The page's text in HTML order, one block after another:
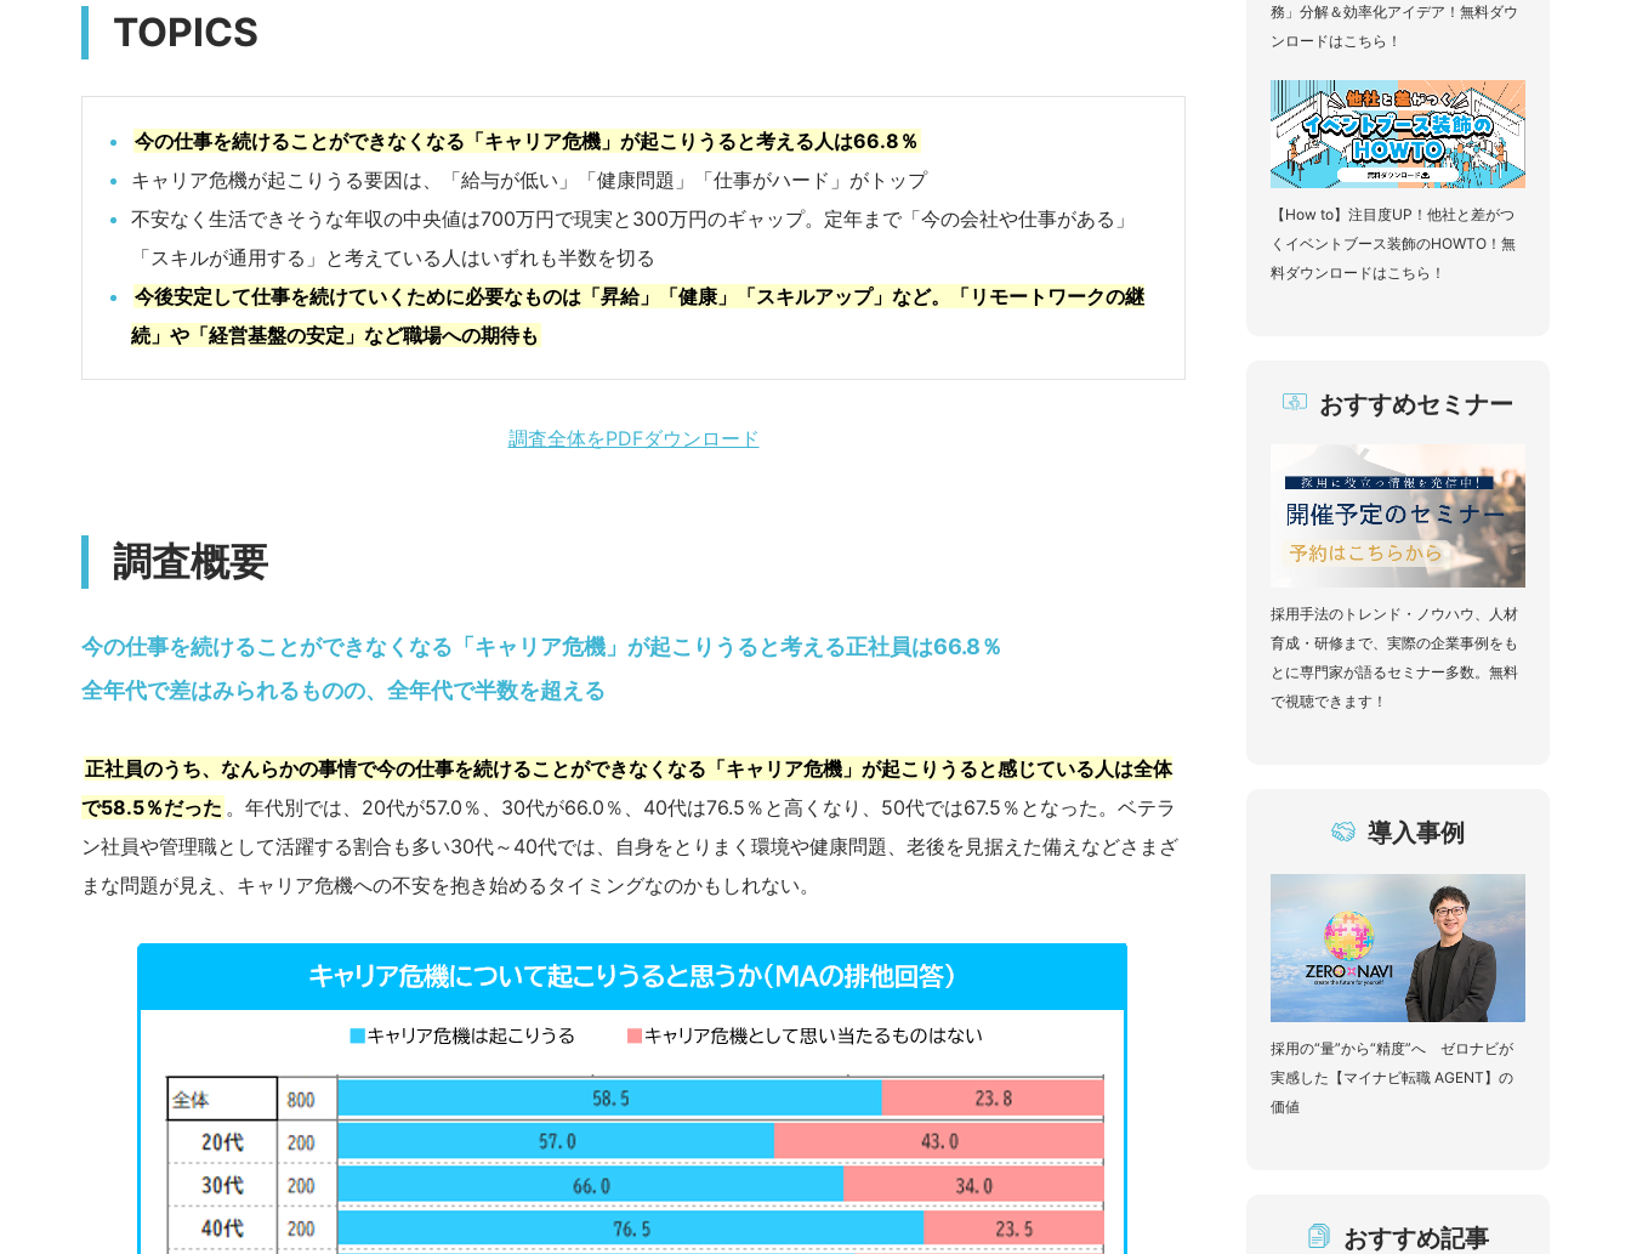
TOPICS
今の仕事を続けることができなくなる「キャリア危機」が起こりうると考える人は66.8％
キャリア危機が起こりうる要因は、「給与が低い」「健康問題」「仕事がハード」がトップ
不安なく生活できそうな年収の中央値は700万円で現実と300万円のギャップ。定年まで「今の会社や仕事がある」
「スキルが通用する」と考えている人はいずれも半数を切る
今後安定して仕事を続けていくために必要なものは「昇給」「健康」「スキルアップ」など。「リモートワークの継
続」や「経営基盤の安定」など職場への期待も
調査全体をPDFダウンロード
調査概要
今の仕事を続けることができなくなる「キャリア危機」が起こりうると考える正社員は66.8％
全年代で差はみられるものの、全年代で半数を超える
正社員のうち、なんらかの事情で今の仕事を続けることができなくなる「キャリア危機」が起こりうると感じている人は全体
で58.5％だった 。年代別では、20代が57.0％、30代が66.0％、40代は76.5％と高くなり、50代では67.5％となった。ベテラ
ン社員や管理職として活躍する割合も多い30代～40代では、自身をとりまく環境や健康問題、老後を見据えた備えなどさまざ
まな問題が見え、キャリア危機への不安を抱き始めるタイミングなのかもしれない。
務」分解＆効率化アイデア！無料ダウ
ンロードはこちら！
【How to】注目度UP！他社と差がつ
くイベントブース装飾のHOWTO！無
料ダウンロードはこちら！
おすすめセミナー
採用手法のトレンド・ノウハウ、人材
育成・研修まで、実際の企業事例をも
とに専門家が語るセミナー多数。無料
で視聴できます！
導入事例
採用の“量”から“精度”へ ゼロナビが
実感した【マイナビ転職 AGENT】の
価値
おすすめ記事